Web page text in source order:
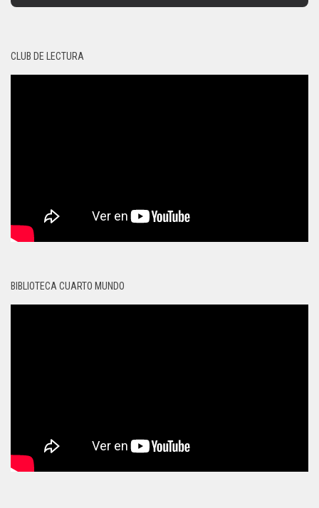
CLUB DE LECTURA
BIBLIOTECA CUARTO MUNDO